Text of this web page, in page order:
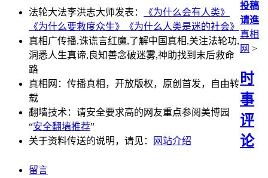
法轮大法李洪志大师发表：
《为什么会有人类》
《为什么要救度众生》
《为什么人类是迷的社会》
真相广传播,诛谎言红魔,了解中国真相,关注法轮功,
洞悉人生真谛,良知善念破迷雾,神助找到末后救命
路
真相网：传播真相，开放版权，原创首发，自由转
载
翻墙技术：请安全要求高的网友重点参阅美博园
“安全翻墙推荐”
关于资料传送的说明，请见：
网站介绍
投稿
请進
真相
网 >
时
事
评
论
留言